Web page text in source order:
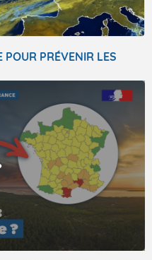
POUR PRÉVENIR LES